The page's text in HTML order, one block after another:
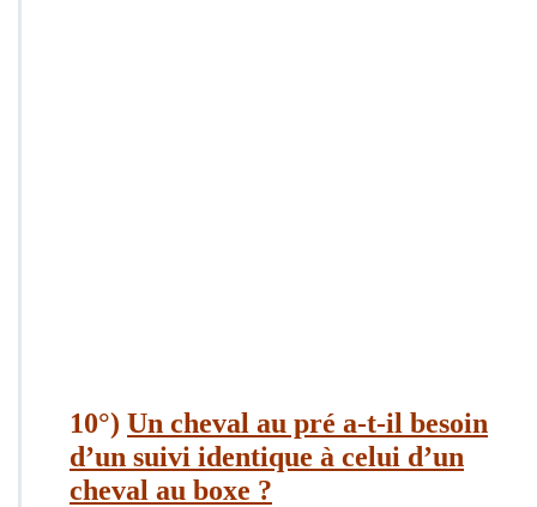
10°) Un cheval au pré a-t-il besoin
d’un suivi identique à celui d’un
cheval au boxe ?